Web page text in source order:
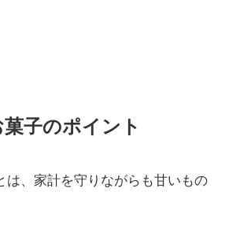
子のポイント
は、家計を守りながらも甘いもの